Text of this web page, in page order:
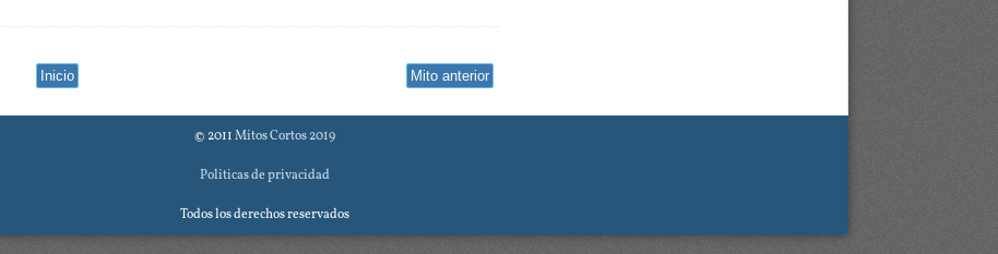
Inicio Mito anterior
© 2011Mitos Cortos 2019
Politicas de privacidad
Todos los derechos reservados